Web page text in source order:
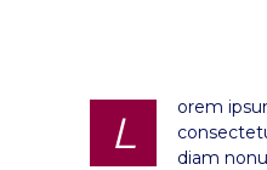
L
orem
diam